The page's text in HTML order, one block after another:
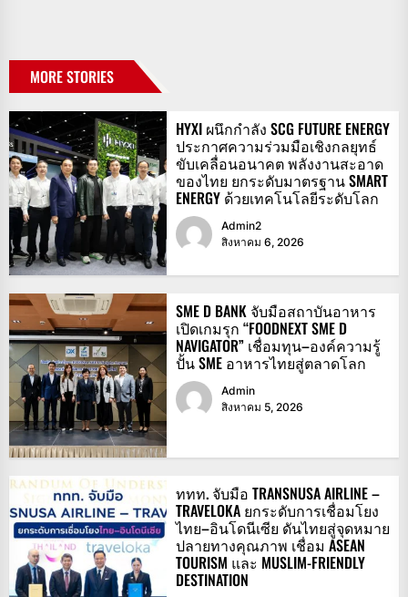
MORE STORIES
HYXI ผนึกกำลัง SCG FUTURE ENERGY
ประกาศความร่วมมือเชิงกลยุทธ์
ขับเคลื่อนอนาคต พลังงานสะอาด
ของไทย ยกระดับมาตรฐาน SMART
ENERGY ด้วยเทคโนโลยีระดับโลก
Admin2
สิงหาคม 6, 2026
SME D BANK จับมือสถาบันอาหาร
เปิดเกมรุก “FOODNEXT SME D
NAVIGATOR” เชื่อมทุน–องค์ความรู้
ปั้น SME อาหารไทยสู่ตลาดโลก
Admin
สิงหาคม 5, 2026
ททท. จับมือ TRANSNUSA AIRLINE –
TRAVELOKA ยกระดับการเชื่อมโยง
ไทย–อินโดนีเซีย ดันไทยสู่จุดหมาย
ปลายทางคุณภาพ เชื่อม ASEAN
TOURISM และ MUSLIM-FRIENDLY
DESTINATION